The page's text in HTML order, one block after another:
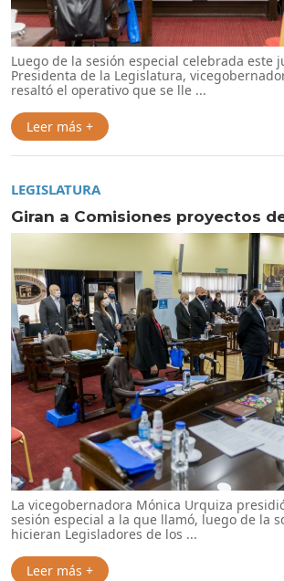
Luego de la sesión especial celebrada este
Presidenta de la Legislatura,
resaltó el operativo que se lle ...
Leer más +
LEGISLATURA
Giran a Comisiones proyectos
La vicegobernadora Mónica Urquiza
sesión especial a la que llamó, luego de la
hicieran Legisladores de los ...
Leer más +